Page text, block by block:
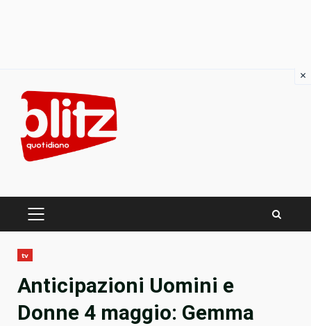
content
PRIMARY
tv
Anticipazioni Uomini e
Donne 4 maggio: Gemma
×